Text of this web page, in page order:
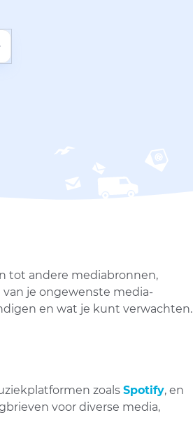
tot andere mediabronnen,
van je ongewenste media-
en wat je kunt verwachten.
zoals Spotify, en
voor diverse media,